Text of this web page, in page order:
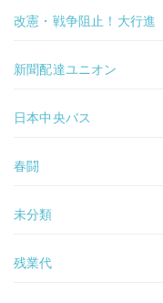
改憲・戦争阻止！大行進
新聞配達ユニオン
日本中央バス
春闘
未分類
残業代